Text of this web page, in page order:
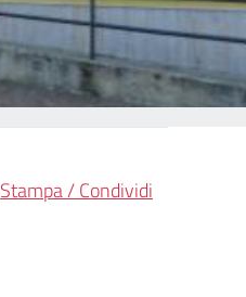
Stampa / Condividi